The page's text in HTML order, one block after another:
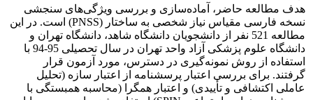
هدف مطالعه حاضر، آماده‌سازی و بررسی ویژگی‌های سنجشی
نسخه فارسی مقیاس نیاز شخصی به ساختار (PNSS) است. در این
مطالعه 521 نفر از دانشجویان دانشگاه شاهد، دانشگاه تهران و
دانشگاه علوم پزشکی آزاد واحد تهران در سال تحصیلی 95-94 با
استفاده از روش نمونه‌گیری در دسترس، مورد آزمون قرار
گرفتند. برای بررسی اعتبار پرسشنامه از اعتبار سازه (تحلیل
عاملی اکتشافی و تأییدی) و اعتبار همگرا (محاسبه همبستگی با